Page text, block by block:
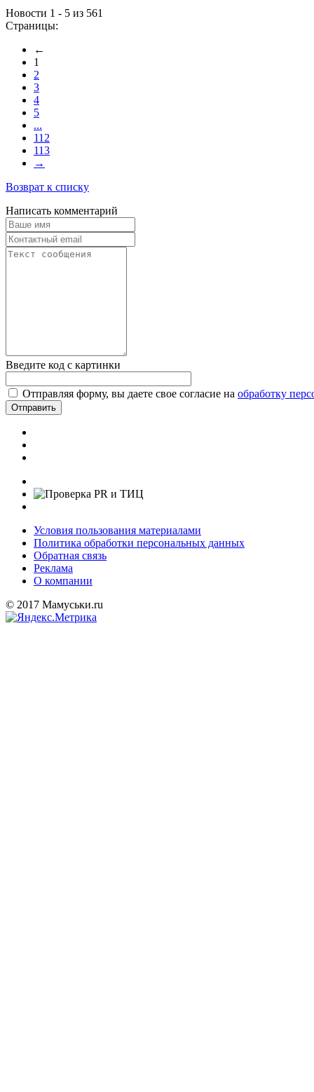
Новости 1 - 5 из 561
Страницы:
←
1
2
3
4
5
...
112
113
→
Возврат к списку
Написать комментарий
Введите код с картинки
Отправляя форму, вы даете свое согласие на обработку
Условия пользования материалами
Политика обработки персональных данных
Обратная связь
Реклама
О компании
© 2017 Мамуськи.ru